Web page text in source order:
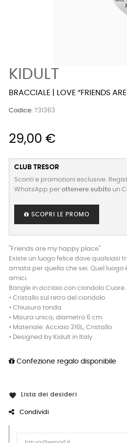
KIDULT
BRACCIALE | LOVE “FRIENDS
Codice: 731363
29,00 €
CLUB TRESOR
Sconti e promozioni esclusive.
WhatsApp per ottenere subito un
SCOPRI LE PROMO
"Friends are my happy place"
Esiste un luogo felice dove qualsiasi
amata per quella che sei. Quel luogo
amici.
Bangle in acciaio con ciondolo Cuore.
• Cristallo sul retro del ciondolo
• Chiusura tonda
• Misura unica, diametro 6 cm
• Materiale: Acciaio 316L, Cristallo
• Designed by Kidult in Italy
Confezione regalo disponibile
 Lista dei desideri
Condividi